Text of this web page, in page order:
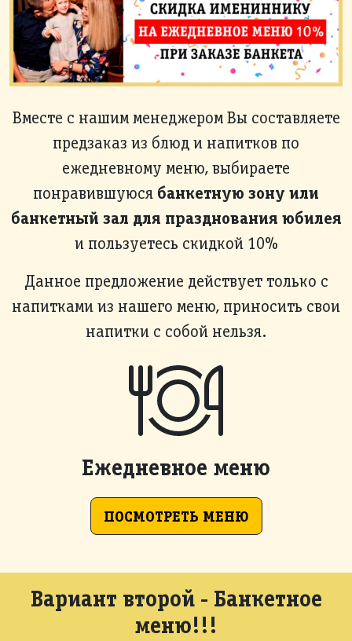
Вместе с нашим менеджером Вы составляете
предзаказ из блюд и напитков по
ежедневному меню, выбираете
понравившуюся банкетную зону или
банкетный зал для празднования юбилея
и пользуетесь скидкой 10%
Данное предложение действует только с
напитками из нашего меню, приносить свои
напитки с собой нельзя.
Ежедневное меню
ПОСМОТРЕТЬ МЕНЮ
Вариант второй - Банкетное
меню!!!